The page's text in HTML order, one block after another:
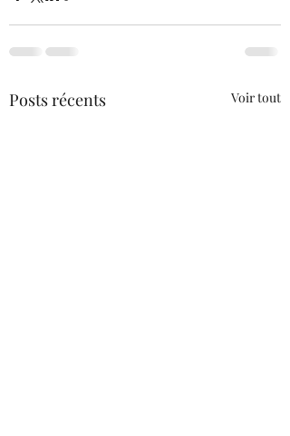
Posts récents Voir tout